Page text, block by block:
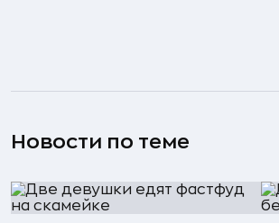
Новости по теме